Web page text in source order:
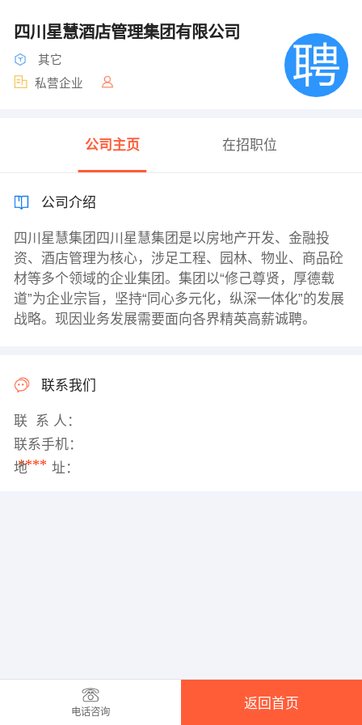
四川星慧酒店管理集团有限公司
其它
私营企业
公司主页 在招职位
公司介绍
四川星慧集团四川星慧集团是以房地产开发、金融投
资、酒店管理为核心，涉足工程、园林、物业、商品砼
材等多个领域的企业集团。集团以“修己尊贤，厚德载
道”为企业宗旨，坚持“同心多元化，纵深一体化”的发展
战略。现因业务发展需要面向各界精英高薪诚聘。
联系我们
联 系 人：
联系手机：
****
地 址：
电话咨询
返回首页